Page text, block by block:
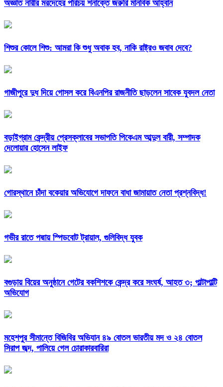
অজ্ঞাত নারীর মরদেহের পরিচয় শনাক্তে জরুরি মানবিক আহ্বান
শিশুর কোলে শিশু: আমরা কি শুধু অবাক হব, নাকি রাষ্ট্রও জবাব দেবে?
গাজীপুরে দুধ দিয়ে গোসল করে বিএনপির রাজনীতি ছাড়লেন সাবেক যুবদল নেতা
বড়াইগ্রাম কেন্দ্রীয় প্রেসক্লাবের সভাপতি পিকেএম আব্দুল বারী, সম্পাদক
দেলোয়ার হোসেন লাইফ
গোরস্থানে চাঁদা বকেয়ার অভিযোগে দাফনে বাধা জামায়াত নেতা প্রশ্নবিদ্ধ!
গভীর রাতে পদ্মায় স্পিডবোট ট্রায়াল, গুলিবিদ্ধ যুবক
বগুড়ায় বিয়ের অনুষ্ঠানে গেটের বকশিশকে কেন্দ্র করে সংঘর্ষ, আহত ৩; পাল্টাপাল্টি
অভিযোগ
মহেশপুর সীমান্তে বিজিবির অভিযান ৪৯ বোতল ভারতীয় মদ ও ২৪ বোতল
সিরাপ জব্দ, পালিয়ে গেল চোরাকারবারিরা